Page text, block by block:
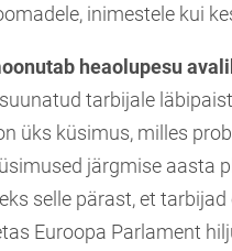
inimestele kui
heaolupesu
tarbijale
üks küsimus, milles
järgmise aasta
selle pärast, et
Euroopa Parlament